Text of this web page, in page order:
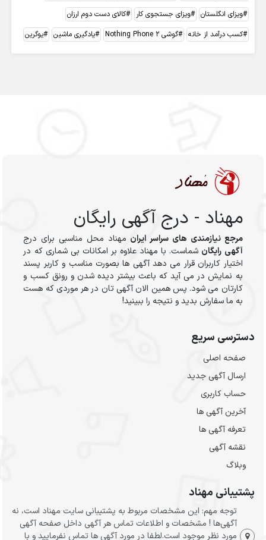
ویزای انگلستان
ویزای جستجوی کار
کالای دست دوم ارزان
کسب درآمد از خانه
گوشی Nothing Phone 2 یادگیری ماشین یوگرین
مهناد - درج آگهی رایگان
مرجع نیازمندی های سراسر ایران مهناد محل مناسبی برای درج
آگهی رایگان شماست. با مهناد علاوه بر امکانات بی شماری که در
اختیار کاربران قرار می دهد آگهی ها بصورت مناسب و کاربر پسند
به نمایش در می آید که باعث بیشتر دیده شدن و رونق کسب و
کارتان می شود. پس همین الان آگهی تان در هر موردی که هست
به ما سفارش بدید و نتیجه را ببینید!
دسترسی سریع
صفحه اصلی
ارسال‌ آگهی جدید
حساب کاربری
آخرین آگهی ها
تعرفه آگهی ها
نقشه آگهی
وبلاگ
پشتیبانی مهناد
توجه مهم: این مشخصات مربوط به پشتیبانی سایت مهناد است، نه
آگهی‌ها ! مشخصات و اطلاعات تماس هر آگهی داخل صفحه آگهی
مورد نظر موجود است.لطفا در مورد آگهی ها تماس نفرمایید و با